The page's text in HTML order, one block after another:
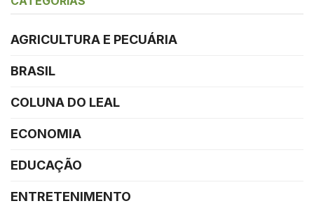
AGRICULTURA E PECUÁRIA
BRASIL
COLUNA DO LEAL
ECONOMIA
EDUCAÇÃO
ENTRETENIMENTO